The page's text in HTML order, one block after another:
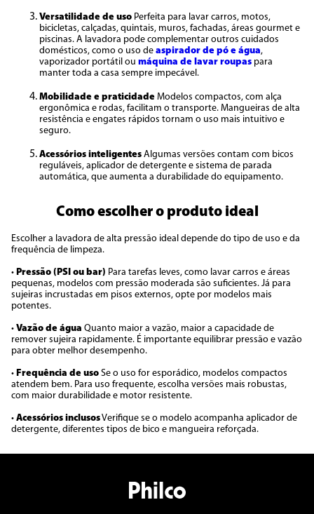
Versatilidade de uso Perfeita para lavar carros, motos,
bicicletas, calçadas, quintais, muros, fachadas, áreas gourmet e
piscinas. A lavadora pode complementar outros cuidados
domésticos, como o uso de aspirador de pó e água,
vaporizador portátil ou máquina de lavar roupas para
manter toda a casa sempre impecável.
Mobilidade e praticidade Modelos compactos, com alça
ergonômica e rodas, facilitam o transporte. Mangueiras de alta
resistência e engates rápidos tornam o uso mais intuitivo e
seguro.
Acessórios inteligentes Algumas versões contam com bicos
reguláveis, aplicador de detergente e sistema de parada
automática, que aumenta a durabilidade do equipamento.
Como escolher o produto ideal
Escolher a lavadora de alta pressão ideal depende do tipo de uso e da
frequência de limpeza.
• Pressão (PSI ou bar) Para tarefas leves, como lavar carros e áreas
pequenas, modelos com pressão moderada são suficientes. Já para
sujeiras incrustadas em pisos externos, opte por modelos mais
potentes.
• Vazão de água Quanto maior a vazão, maior a capacidade de
remover sujeira rapidamente. É importante equilibrar pressão e vazão
para obter melhor desempenho.
• Frequência de uso Se o uso for esporádico, modelos compactos
atendem bem. Para uso frequente, escolha versões mais robustas,
com maior durabilidade e motor resistente.
• Acessórios inclusosVerifique se o modelo acompanha aplicador de
detergente, diferentes tipos de bico e mangueira reforçada.